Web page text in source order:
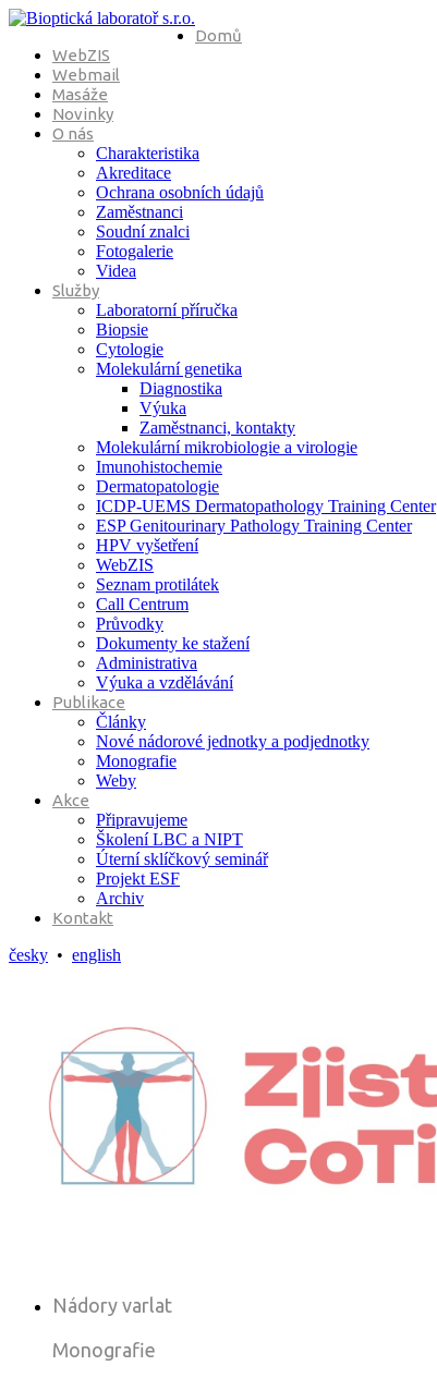
Domů
WebZIS
Webmail
Masáže
Novinky
O nás
Charakteristika
Akreditace
Ochrana osobních údajů
Zaměstnanci
Soudní znalci
Fotogalerie
Videa
Služby
Laboratorní příručka
Biopsie
Cytologie
Molekulární genetika
Diagnostika
Výuka
Zaměstnanci, kontakty
Molekulární mikrobiologie a virologie
Imunohistochemie
Dermatopatologie
ICDP-UEMS Dermatopathology Training Center
ESP Genitourinary Pathology Training Center
HPV vyšetření
WebZIS
Seznam protilátek
Call Centrum
Průvodky
Dokumenty ke stažení
Administrativa
Výuka a vzdělávání
Publikace
Články
Nové nádorové jednotky a podjednotky
Monografie
Weby
Akce
Připravujeme
Školení LBC a NIPT
Úterní sklíčkový seminář
Projekt ESF
Archiv
Kontakt
česky • english
Nádory varlat
Monografie